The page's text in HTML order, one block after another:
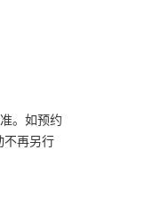
。如预约
不再另行